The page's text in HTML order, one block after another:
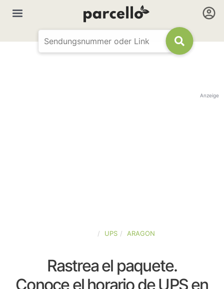
Anzeige
UPS ARAGON
Rastrea el paquete.
Conoce el horario de UPS en